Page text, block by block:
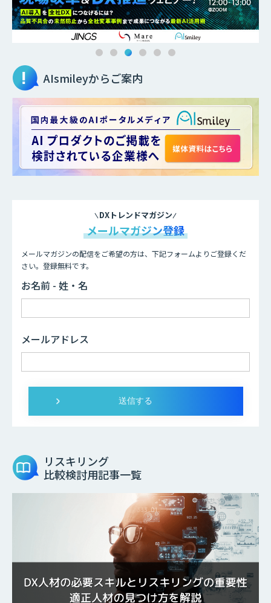
AIsmileyからご案内
DXトレンドマガジン
メールマガジン登録
メールマガジンの配信をご希望の方は、下記フォームよりご登録くだ
さい。登録無料です。
お名前 - 姓・名
メールアドレス
リスキリング
比較検討用記事一覧